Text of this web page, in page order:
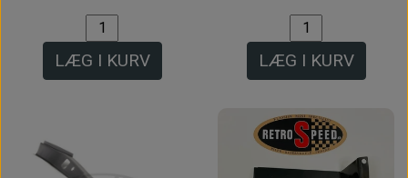
LÆG I KURV LÆG I KURV